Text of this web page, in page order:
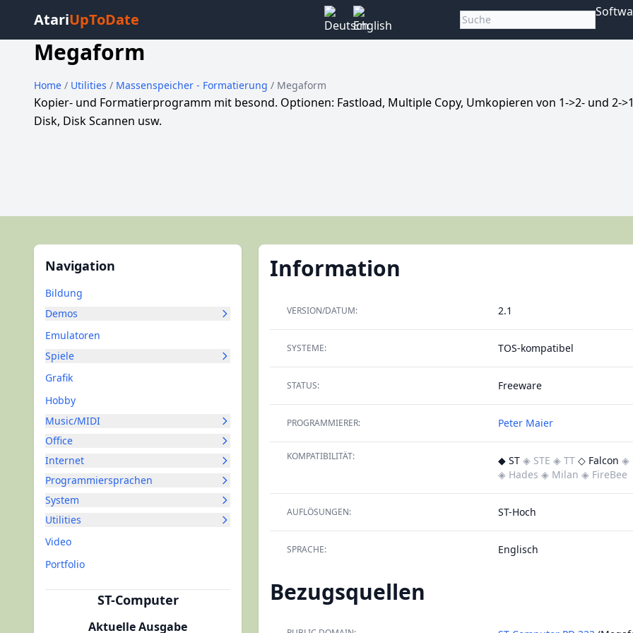
AtariUpToDate
Megaform
Home / Utilities / Massenspeicher - Formatierung / Megaform
Kopier- und Formatierprogramm mit besond. Optionen: Fastload, Multiple Copy, Umkopieren von 1->2- und 2-
Disk, Disk Scannen usw.
Navigation
Bildung
Demos
Emulatoren
Spiele
Grafik
Hobby
Music/MIDI
Office
Internet
Programmiersprachen
System
Utilities
Video
Portfolio
ST-Computer
Aktuelle Ausgabe
Information
VERSION/DATUM: 2.1
SYSTEME: TOS-kompatibel
STATUS: Freeware
PROGRAMMIERER: Peter Maier
KOMPATIBILITÄT: ◆ ST ◈ STE ◈ TT ◇ Falcon ◈
◈ Hades ◈ Milan ◈ FireBee
AUFLÖSUNGEN: ST-Hoch
SPRACHE: Englisch
Bezugsquellen